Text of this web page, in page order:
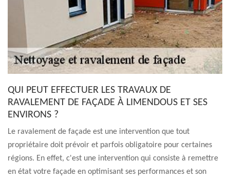
QUI PEUT EFFECTUER LES TRAVAUX DE
RAVALEMENT DE FAÇADE À LIMENDOUS ET SES
ENVIRONS ?
Le ravalement de façade est une intervention que tout
propriétaire doit prévoir et parfois obligatoire pour certaines
régions. En effet, c'est une intervention qui consiste à remettre
en état votre façade en optimisant ses performances et son